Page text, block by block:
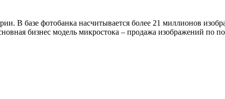
В базе фотобанка насчитывается более 21 миллионов
бизнес модель микростока – продажа изображений по